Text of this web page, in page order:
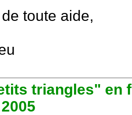
toute aide,
triangles" en